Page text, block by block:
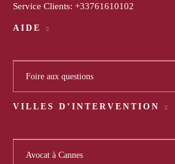
Service Clients: +33761610102
AIDE
Foire aux questions
VILLES D’INTERVENTION
Avocat à Cannes